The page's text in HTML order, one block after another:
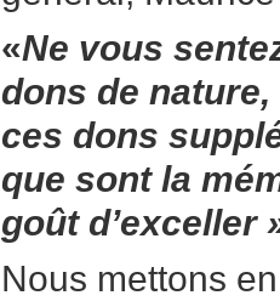
«Ne vous
dons de
ces dons
que sont la
goût d’exceller
Nous mettons